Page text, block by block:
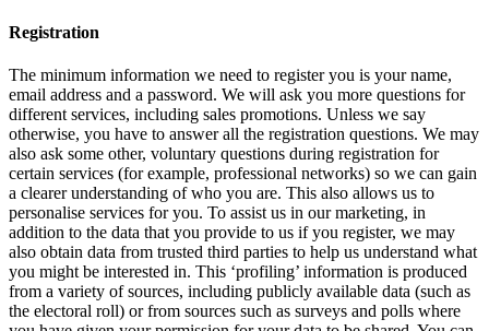
Registration
The minimum information we need to register you is your name,
email address and a password. We will ask you more questions for
different services, including sales promotions. Unless we say
otherwise, you have to answer all the registration questions. We may
also ask some other, voluntary questions during registration for
certain services (for example, professional networks) so we can gain
a clearer understanding of who you are. This also allows us to
personalise services for you. To assist us in our marketing, in
addition to the data that you provide to us if you register, we may
also obtain data from trusted third parties to help us understand what
you might be interested in. This ‘profiling’ information is produced
from a variety of sources, including publicly available data (such as
the electoral roll) or from sources such as surveys and polls where